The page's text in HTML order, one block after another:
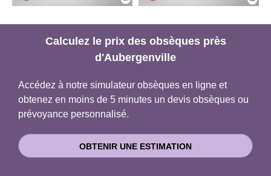
Calculez le prix des obsèques près
d'Aubergenville
Accédez à notre simulateur obsèques en ligne et
obtenez en moins de 5 minutes un devis obsèques ou
prévoyance personnalisé.
OBTENIR UNE ESTIMATION